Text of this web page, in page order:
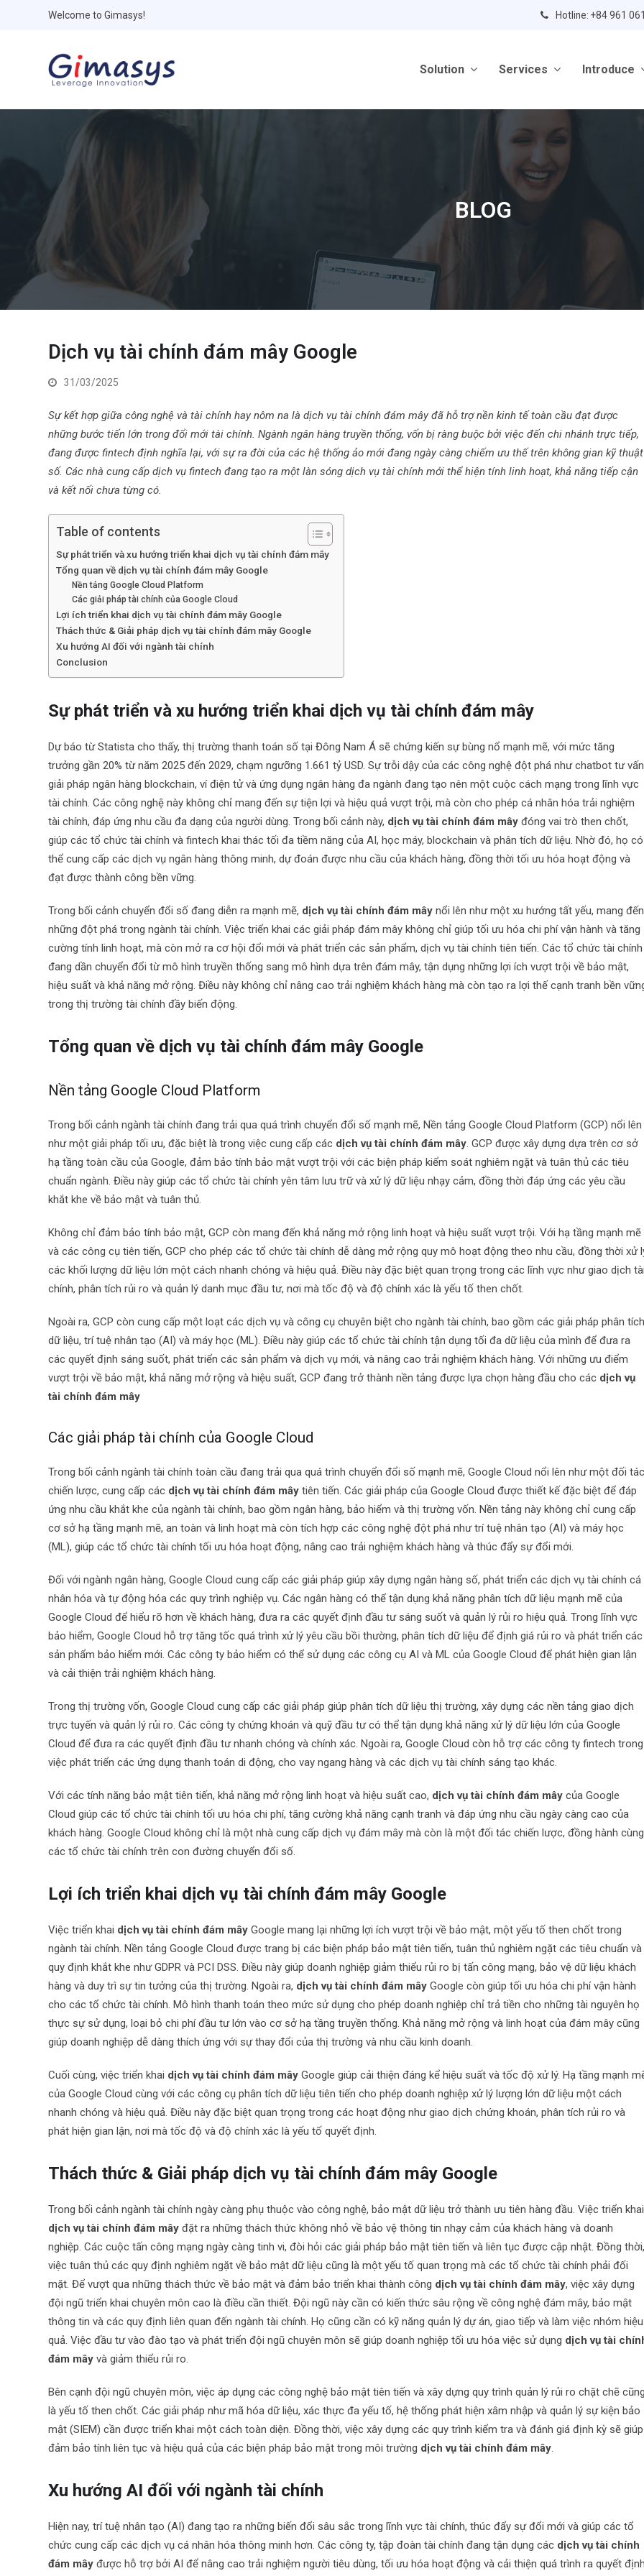
Welcome to Gimasys! Hotline: +84 961
Solution Services Introduce
BLOG
Dịch vụ tài chính đám mây Google
31/03/2025
Sự kết hợp giữa công nghệ và tài chính hay nôm na là dịch vụ tài chính đám mây đã hỗ trợ nền kinh tế toàn cầu đạt được
những bước tiến lớn trong đổi mới tài chính. Ngành ngân hàng truyền thống, vốn bị ràng buộc bởi việc đến chi nhánh trực tiếp,
đang được fintech định nghĩa lại, với sự ra đời của các hệ thống ảo mới đang ngày càng chiếm ưu thế trên không gian kỹ thuật
số. Các nhà cung cấp dịch vụ fintech đang tạo ra một làn sóng dịch vụ tài chính mới thể hiện tính linh hoạt, khả năng tiếp cận
và kết nối chưa từng có.
Table of contents
Sự phát triển và xu hướng triển khai dịch vụ tài chính đám mây
Tổng quan về dịch vụ tài chính đám mây Google
Nền tảng Google Cloud Platform
Các giải pháp tài chính của Google Cloud
Lợi ích triển khai dịch vụ tài chính đám mây Google
Thách thức & Giải pháp dịch vụ tài chính đám mây Google
Xu hướng AI đối với ngành tài chính
Conclusion
Sự phát triển và xu hướng triển khai dịch vụ tài chính đám mây
Dự báo từ Statista cho thấy, thị trường thanh toán số tại Đông Nam Á sẽ chứng kiến sự bùng nổ mạnh mẽ, với mức tăng
trưởng gần 20% từ năm 2025 đến 2029, chạm ngưỡng 1.661 tỷ USD. Sự trỗi dậy của các công nghệ đột phá như chatbot tư
giải pháp ngân hàng blockchain, ví điện tử và ứng dụng ngân hàng đa ngành đang tạo nên một cuộc cách mạng trong lĩnh vực
tài chính. Các công nghệ này không chỉ mang đến sự tiện lợi và hiệu quả vượt trội, mà còn cho phép cá nhân hóa trải nghiệm
tài chính, đáp ứng nhu cầu đa dạng của người dùng. Trong bối cảnh này, dịch vụ tài chính đám mây đóng vai trò then chốt,
giúp các tổ chức tài chính và fintech khai thác tối đa tiềm năng của AI, học máy, blockchain và phân tích dữ liệu. Nhờ đó, họ có
thể cung cấp các dịch vụ ngân hàng thông minh, dự đoán được nhu cầu của khách hàng, đồng thời tối ưu hóa hoạt động và
đạt được thành công bền vững.
Trong bối cảnh chuyển đổi số đang diễn ra mạnh mẽ, dịch vụ tài chính đám mây nổi lên như một xu hướng tất yếu, mang đến
những đột phá trong ngành tài chính. Việc triển khai các giải pháp đám mây không chỉ giúp tối ưu hóa chi phí vận hành và tăng
cường tính linh hoạt, mà còn mở ra cơ hội đổi mới và phát triển các sản phẩm, dịch vụ tài chính tiên tiến. Các tổ chức tài chính
đang dần chuyển đổi từ mô hình truyền thống sang mô hình dựa trên đám mây, tận dụng những lợi ích vượt trội về bảo mật,
hiệu suất và khả năng mở rộng. Điều này không chỉ nâng cao trải nghiệm khách hàng mà còn tạo ra lợi thế cạnh tranh bền
trong thị trường tài chính đầy biến động.
Tổng quan về dịch vụ tài chính đám mây Google
Nền tảng Google Cloud Platform
Trong bối cảnh ngành tài chính đang trải qua quá trình chuyển đổi số mạnh mẽ, Nền tảng Google Cloud Platform (GCP) nổi lên
như một giải pháp tối ưu, đặc biệt là trong việc cung cấp các dịch vụ tài chính đám mây. GCP được xây dựng dựa trên cơ sở
hạ tầng toàn cầu của Google, đảm bảo tính bảo mật vượt trội với các biện pháp kiểm soát nghiêm ngặt và tuân thủ các tiêu
chuẩn ngành. Điều này giúp các tổ chức tài chính yên tâm lưu trữ và xử lý dữ liệu nhạy cảm, đồng thời đáp ứng các yêu cầu
khắt khe về bảo mật và tuân thủ.
Không chỉ đảm bảo tính bảo mật, GCP còn mang đến khả năng mở rộng linh hoạt và hiệu suất vượt trội. Với hạ tầng mạnh mẽ
và các công cụ tiên tiến, GCP cho phép các tổ chức tài chính dễ dàng mở rộng quy mô hoạt động theo nhu cầu, đồng thời xử
các khối lượng dữ liệu lớn một cách nhanh chóng và hiệu quả. Điều này đặc biệt quan trọng trong các lĩnh vực như giao dịch tài
chính, phân tích rủi ro và quản lý danh mục đầu tư, nơi mà tốc độ và độ chính xác là yếu tố then chốt.
Ngoài ra, GCP còn cung cấp một loạt các dịch vụ và công cụ chuyên biệt cho ngành tài chính, bao gồm các giải pháp phân tích
dữ liệu, trí tuệ nhân tạo (AI) và máy học (ML). Điều này giúp các tổ chức tài chính tận dụng tối đa dữ liệu của mình để đưa ra
các quyết định sáng suốt, phát triển các sản phẩm và dịch vụ mới, và nâng cao trải nghiệm khách hàng. Với những ưu điểm
vượt trội về bảo mật, khả năng mở rộng và hiệu suất, GCP đang trở thành nền tảng được lựa chọn hàng đầu cho các dịch vụ
tài chính đám mây
Các giải pháp tài chính của Google Cloud
Trong bối cảnh ngành tài chính toàn cầu đang trải qua quá trình chuyển đổi số mạnh mẽ, Google Cloud nổi lên như một đối tác
chiến lược, cung cấp các dịch vụ tài chính đám mây tiên tiến. Các giải pháp của Google Cloud được thiết kế đặc biệt để đáp
ứng nhu cầu khắt khe của ngành tài chính, bao gồm ngân hàng, bảo hiểm và thị trường vốn. Nền tảng này không chỉ cung cấp
cơ sở hạ tầng mạnh mẽ, an toàn và linh hoạt mà còn tích hợp các công nghệ đột phá như trí tuệ nhân tạo (AI) và máy học
(ML), giúp các tổ chức tài chính tối ưu hóa hoạt động, nâng cao trải nghiệm khách hàng và thúc đẩy sự đổi mới.
Đối với ngành ngân hàng, Google Cloud cung cấp các giải pháp giúp xây dựng ngân hàng số, phát triển các dịch vụ tài chính cá
nhân hóa và tự động hóa các quy trình nghiệp vụ. Các ngân hàng có thể tận dụng khả năng phân tích dữ liệu mạnh mẽ của
Google Cloud để hiểu rõ hơn về khách hàng, đưa ra các quyết định đầu tư sáng suốt và quản lý rủi ro hiệu quả. Trong lĩnh vực
bảo hiểm, Google Cloud hỗ trợ tăng tốc quá trình xử lý yêu cầu bồi thường, phân tích dữ liệu để định giá rủi ro và phát triển các
sản phẩm bảo hiểm mới. Các công ty bảo hiểm có thể sử dụng các công cụ AI và ML của Google Cloud để phát hiện gian lận
và cải thiện trải nghiệm khách hàng.
Trong thị trường vốn, Google Cloud cung cấp các giải pháp giúp phân tích dữ liệu thị trường, xây dựng các nền tảng giao dịch
trực tuyến và quản lý rủi ro. Các công ty chứng khoán và quỹ đầu tư có thể tận dụng khả năng xử lý dữ liệu lớn của Google
Cloud để đưa ra các quyết định đầu tư nhanh chóng và chính xác. Ngoài ra, Google Cloud còn hỗ trợ các công ty fintech trong
việc phát triển các ứng dụng thanh toán di động, cho vay ngang hàng và các dịch vụ tài chính sáng tạo khác.
Với các tính năng bảo mật tiên tiến, khả năng mở rộng linh hoạt và hiệu suất cao, dịch vụ tài chính đám mây của Google
Cloud giúp các tổ chức tài chính tối ưu hóa chi phí, tăng cường khả năng cạnh tranh và đáp ứng nhu cầu ngày càng cao của
khách hàng. Google Cloud không chỉ là một nhà cung cấp dịch vụ đám mây mà còn là một đối tác chiến lược, đồng hành cùng
các tổ chức tài chính trên con đường chuyển đổi số.
Lợi ích triển khai dịch vụ tài chính đám mây Google
Việc triển khai dịch vụ tài chính đám mây Google mang lại những lợi ích vượt trội về bảo mật, một yếu tố then chốt trong
ngành tài chính. Nền tảng Google Cloud được trang bị các biện pháp bảo mật tiên tiến, tuân thủ nghiêm ngặt các tiêu chuẩn và
quy định khắt khe như GDPR và PCI DSS. Điều này giúp doanh nghiệp giảm thiểu rủi ro bị tấn công mạng, bảo vệ dữ liệu khách
hàng và duy trì sự tin tưởng của thị trường. Ngoài ra, dịch vụ tài chính đám mây Google còn giúp tối ưu hóa chi phí vận hành
cho các tổ chức tài chính. Mô hình thanh toán theo mức sử dụng cho phép doanh nghiệp chỉ trả tiền cho những tài nguyên họ
thực sự sử dụng, loại bỏ chi phí đầu tư lớn vào cơ sở hạ tầng truyền thống. Khả năng mở rộng và linh hoạt của đám mây cũng
giúp doanh nghiệp dễ dàng thích ứng với sự thay đổi của thị trường và nhu cầu kinh doanh.
Cuối cùng, việc triển khai dịch vụ tài chính đám mây Google giúp cải thiện đáng kể hiệu suất và tốc độ xử lý. Hạ tầng mạnh
của Google Cloud cùng với các công cụ phân tích dữ liệu tiên tiến cho phép doanh nghiệp xử lý lượng lớn dữ liệu một cách
nhanh chóng và hiệu quả. Điều này đặc biệt quan trọng trong các hoạt động như giao dịch chứng khoán, phân tích rủi ro và
phát hiện gian lận, nơi mà tốc độ và độ chính xác là yếu tố quyết định.
Thách thức & Giải pháp dịch vụ tài chính đám mây Google
Trong bối cảnh ngành tài chính ngày càng phụ thuộc vào công nghệ, bảo mật dữ liệu trở thành ưu tiên hàng đầu. Việc triển khai
dịch vụ tài chính đám mây đặt ra những thách thức không nhỏ về bảo vệ thông tin nhạy cảm của khách hàng và doanh
nghiệp. Các cuộc tấn công mạng ngày càng tinh vi, đòi hỏi các giải pháp bảo mật tiên tiến và liên tục được cập nhật. Đồng thời,
việc tuân thủ các quy định nghiêm ngặt về bảo mật dữ liệu cũng là một yếu tố quan trọng mà các tổ chức tài chính phải đối
mặt. Để vượt qua những thách thức về bảo mật và đảm bảo triển khai thành công dịch vụ tài chính đám mây, việc xây dựng
đội ngũ triển khai chuyên môn cao là điều cần thiết. Đội ngũ này cần có kiến thức sâu rộng về công nghệ đám mây, bảo mật
thông tin và các quy định liên quan đến ngành tài chính. Họ cũng cần có kỹ năng quản lý dự án, giao tiếp và làm việc nhóm hiệu
quả. Việc đầu tư vào đào tạo và phát triển đội ngũ chuyên môn sẽ giúp doanh nghiệp tối ưu hóa việc sử dụng dịch vụ tài
đám mây và giảm thiểu rủi ro.
Bên cạnh đội ngũ chuyên môn, việc áp dụng các công nghệ bảo mật tiên tiến và xây dựng quy trình quản lý rủi ro chặt chẽ cũng
là yếu tố then chốt. Các giải pháp như mã hóa dữ liệu, xác thực đa yếu tố, hệ thống phát hiện xâm nhập và quản lý sự kiện bảo
mật (SIEM) cần được triển khai một cách toàn diện. Đồng thời, việc xây dựng các quy trình kiểm tra và đánh giá định kỳ sẽ giúp
đảm bảo tính liên tục và hiệu quả của các biện pháp bảo mật trong môi trường dịch vụ tài chính đám mây.
Xu hướng AI đối với ngành tài chính
Hiện nay, trí tuệ nhân tạo (AI) đang tạo ra những biến đổi sâu sắc trong lĩnh vực tài chính, thúc đẩy sự đổi mới và giúp các tổ
chức cung cấp các dịch vụ cá nhân hóa thông minh hơn. Các công ty, tập đoàn tài chính đang tận dụng các dịch vụ tài chính
đám mây được hỗ trợ bởi AI để nâng cao trải nghiệm người tiêu dùng, tối ưu hóa hoạt động và cải thiện quá trình ra quyết